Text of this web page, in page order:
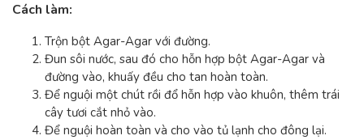
Cách làm:
Trộn bột Agar-Agar với đường.
Đun sôi nước, sau đó cho hỗn hợp bột Agar-Agar và
đường vào, khuấy đều cho tan hoàn toàn.
Để nguội một chút rồi đổ hỗn hợp vào khuôn, thêm trái
cây tươi cắt nhỏ vào.
Để nguội hoàn toàn và cho vào tủ lạnh cho đông lại.